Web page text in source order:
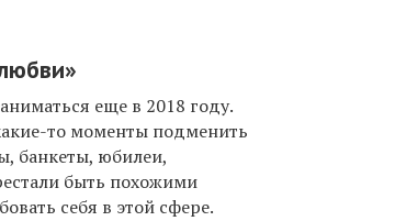
»
еще в 2018 году.
то моменты подменить
банкеты, юбилеи,
быть похожими
себя в этой сфере.